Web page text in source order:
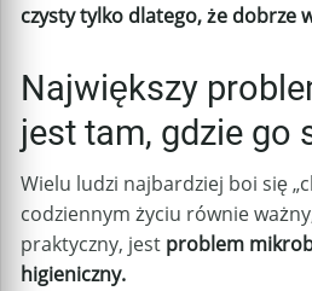
czysty tylko dlatego, że dobrze
Największy
jest tam, gdzie go
Wielu ludzi najbardziej boi się
codziennym życiu równie
praktyczny, jest problem
higieniczny.